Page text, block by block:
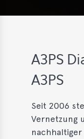
A3PS
A3PS
Seit 2006
Vernetzung